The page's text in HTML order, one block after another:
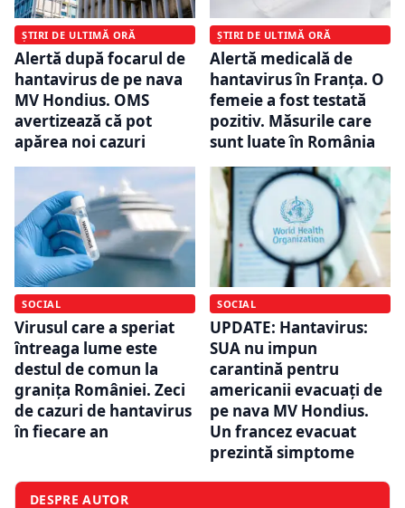
ȘTIRI DE ULTIMĂ ORĂ
Alertă după focarul de
hantavirus de pe nava
MV Hondius. OMS
avertizează că pot
apărea noi cazuri
ȘTIRI DE ULTIMĂ ORĂ
Alertă medicală de
hantavirus în Franța. O
femeie a fost testată
pozitiv. Măsurile care
sunt luate în România
SOCIAL
Virusul care a speriat
întreaga lume este
destul de comun la
granița României. Zeci
de cazuri de hantavirus
în fiecare an
SOCIAL
UPDATE: Hantavirus:
SUA nu impun
carantină pentru
americanii evacuați de
pe nava MV Hondius.
Un francez evacuat
prezintă simptome
DESPRE AUTOR